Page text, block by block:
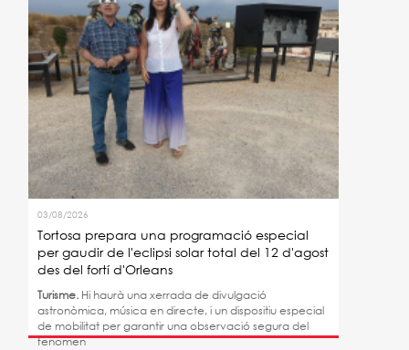
03/08/2026
Tortosa prepara una programació especial
per gaudir de l'eclipsi solar total del 12 d'agost
des del fortí d'Orleans
Turisme. Hi haurà una xerrada de divulgació
astronòmica, música en directe, i un dispositiu especial
de mobilitat per garantir una observació segura del
fenomen